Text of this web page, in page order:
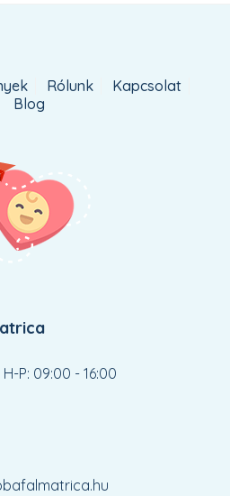
Rólunk
Kapcsolat
Blog
P: 09:00 - 16:00